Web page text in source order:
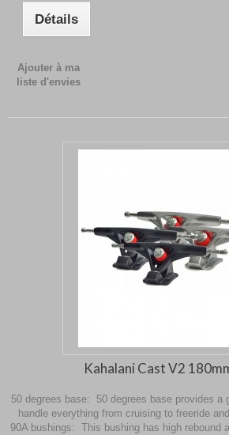
Détails
Ajouter à ma
liste d'envies
Kahalani Cast V2
50 degrees base: 50 degrees base provides a
handle everything from cruising to freeride
90A bushings: This bushing has high rebound